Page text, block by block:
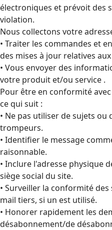
électroniques et prévoit des
violation.
Nous collectons votre
• Traiter les commandes et
des mises à jour relatives
• Vous envoyer des
votre produit et/ou service .
Pour être en conformité avec
ce qui suit :
• Ne pas utiliser de sujets ou
trompeurs.
• Identifier le message
raisonnable.
• Inclure l'adresse physique
siège social du site.
• Surveiller la conformité
mail tiers, si un est utilisé.
• Honorer rapidement les
désabonnement/de